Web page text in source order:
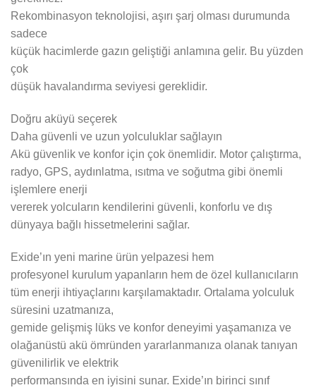
Rekombinasyon teknolojisi, aşırı şarj olması durumunda
sadece
küçük hacimlerde gazın geliştiği anlamına gelir. Bu yüzden
çok
düşük havalandırma seviyesi gereklidir.
Doğru aküyü seçerek
Daha güvenli ve uzun yolculuklar sağlayın
Akü güvenlik ve konfor için çok önemlidir. Motor çalıştırma,
radyo, GPS, aydınlatma, ısıtma ve soğutma gibi önemli
işlemlere enerji
vererek yolcuların kendilerini güvenli, konforlu ve dış
dünyaya bağlı hissetmelerini sağlar.
Exide’ın yeni marine ürün yelpazesi hem
profesyonel kurulum yapanların hem de özel kullanıcıların
tüm enerji ihtiyaçlarını karşılamaktadır. Ortalama yolculuk
süresini uzatmanıza,
gemide gelişmiş lüks ve konfor deneyimi yaşamanıza ve
olağanüstü akü ömründen yararlanmanıza olanak tanıyan
güvenilirlik ve elektrik
performansında en iyisini sunar. Exide’ın birinci sınıf